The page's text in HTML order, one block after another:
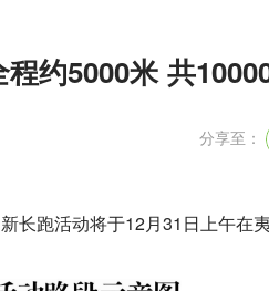
约5000米 共
分享至：
跑活动将于12月31日上午在夷